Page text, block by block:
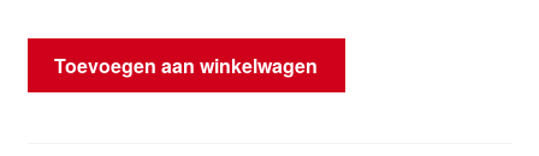
Gasklephuis
Magneti
Toevoegen aan winkelwagen